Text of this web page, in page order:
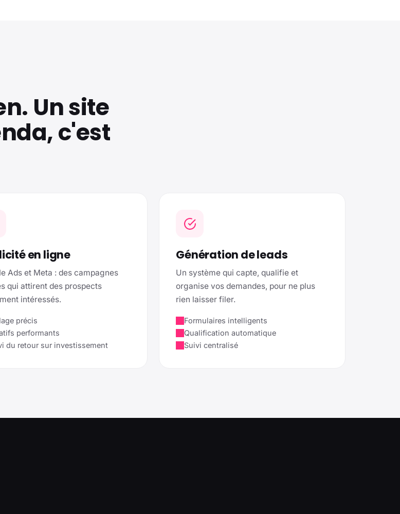
Un site
c'est
en ligne
Ads et Meta : des campagnes
qui attirent des prospects
intéressés.
précis
performants
du retour sur investissement
Génération de leads
Un système qui capte, qualifie et
organise vos demandes, pour ne plus
rien laisser filer.
Formulaires intelligents
Qualification automatique
Suivi centralisé